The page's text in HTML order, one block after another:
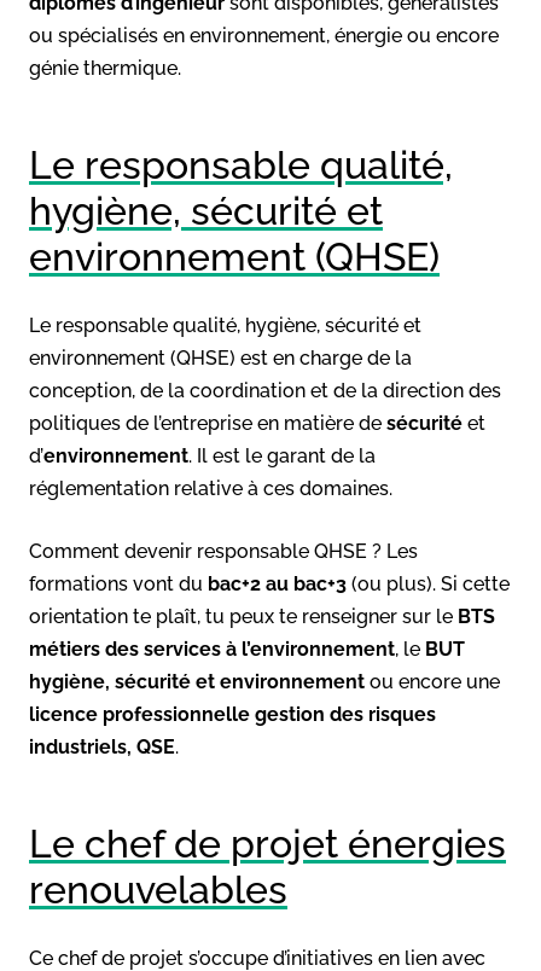
ou spécialisés en environnement, énergie ou encore
génie thermique.
Le responsable qualité,
hygiène, sécurité et
environnement (QHSE)
Le responsable qualité, hygiène, sécurité et
environnement (QHSE) est en charge de la
conception, de la coordination et de la direction des
politiques de l’entreprise en matière de sécurité et
d’environnement. Il est le garant de la
réglementation relative à ces domaines.
Comment devenir responsable QHSE ? Les
formations vont du bac+2 au bac+3 (ou plus). Si cette
orientation te plaît, tu peux te renseigner sur le BTS
métiers des services à l’environnement, le BUT
hygiène, sécurité et environnement ou encore une
licence professionnelle gestion des risques
industriels, QSE.
Le chef de projet énergies
renouvelables
Ce chef de projet s’occupe d’initiatives en lien avec